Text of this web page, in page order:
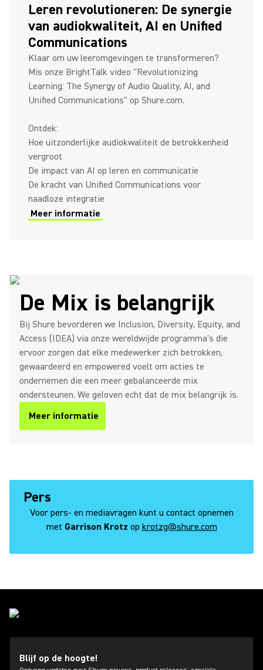
Leren revolutioneren: De synergie
van audiokwaliteit, AI en Unified
Communications
Klaar om uw leeromgevingen te transformeren?
Mis onze BrightTalk video "Revolutionizing
Learning: The Synergy of Audio Quality, AI, and
Unified Communications" op Shure.com.
Ontdek:
Hoe uitzonderlijke audiokwaliteit de betrokkenheid
vergroot
De impact van AI op leren en communicatie
De kracht van Unified Communications voor
naadloze integratie
Meer informatie
De Mix is belangrijk
Bij Shure bevorderen we Inclusion, Diversity, Equity, and
Access (IDEA) via onze wereldwijde programma's die
ervoor zorgen dat elke medewerker zich betrokken,
gewaardeerd en empowered voelt om acties te
ondernemen die een meer gebalanceerde mix
ondersteunen. We geloven echt dat de mix belangrijk is.
Meer informatie
Pers
Voor pers- en mediavragen kunt u contact opnemen
met Garrison Krotz op krotzg@shure.com
Blijf op de hoogte!